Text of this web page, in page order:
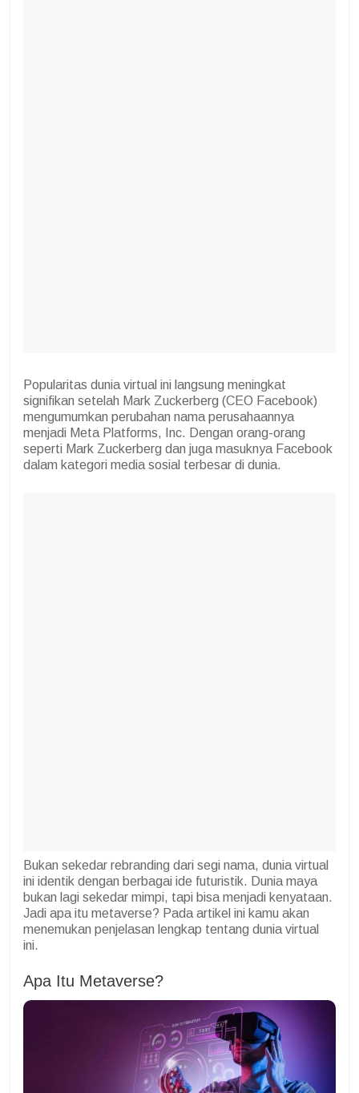
Popularitas dunia virtual ini langsung meningkat
signifikan setelah Mark Zuckerberg (CEO Facebook)
mengumumkan perubahan nama perusahaannya
menjadi Meta Platforms, Inc. Dengan orang-orang
seperti Mark Zuckerberg dan juga masuknya Facebook
dalam kategori media sosial terbesar di dunia.
Bukan sekedar rebranding dari segi nama, dunia virtual
ini identik dengan berbagai ide futuristik. Dunia maya
bukan lagi sekedar mimpi, tapi bisa menjadi kenyataan.
Jadi apa itu metaverse? Pada artikel ini kamu akan
menemukan penjelasan lengkap tentang dunia virtual
ini.
Apa Itu Metaverse?